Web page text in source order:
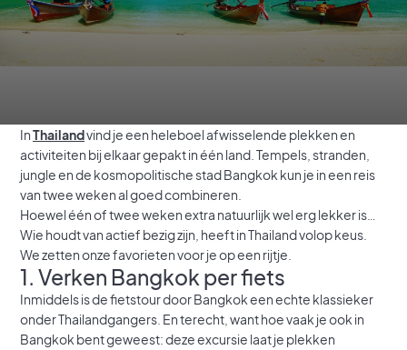
InThailandvind je een heleboel afwisselende plekken en
activiteiten bij elkaar gepakt in één land. Tempels, stranden,
jungle en de kosmopolitische stad Bangkok kun je in een reis
van twee weken al goed combineren.
Hoewel één of twee weken extra natuurlijk wel erg lekker is…
Wie houdt van actief bezig zijn, heeft in Thailand volop keus.
We zetten onze favorieten voor je op een rijtje.
1. Verken Bangkok per fiets
Inmiddels is de fietstour door Bangkok een echte klassieker
onder Thailandgangers. En terecht, want hoe vaak je ook in
Bangkok bent geweest: deze excursie laat je plekken